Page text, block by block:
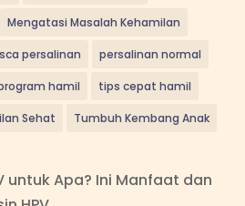
Mengatasi Masalah Kehamilan
persalinan persalinan normal
hamil tips cepat hamil
Sehat Tumbuh Kembang Anak
untuk Apa? Ini Manfaat dan